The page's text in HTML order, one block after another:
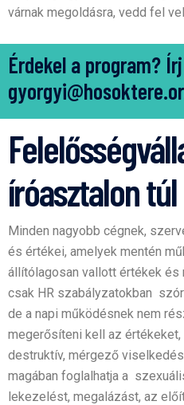
várnak megoldásra, vedd fel
Érdekel a program?
íróasztalon túl
Minden nagyobb cégnek,
és értékei, amelyek mentén
állítólagosan vallott értékek és
csak HR szabályzatokban
de a napi működésnek nem
megerősíteni kell az
destruktív, mérgező
magában foglalhatja a
lekezelést, megalázást, az